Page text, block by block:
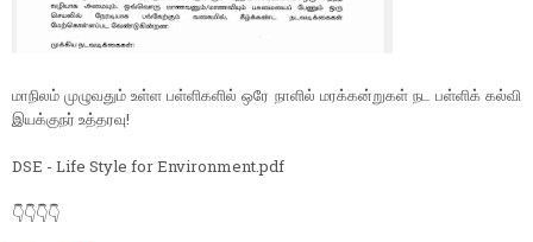
மாநிலம் முழுவதும் உள்ள பள்ளிகளில் ஒரே நாளில் மரக்கன்றுகள் நட பள்ளிக் கல்வி
இயக்குநர் உத்தரவு!
DSE - Life Style for Environment.pdf
👇👇👇👇